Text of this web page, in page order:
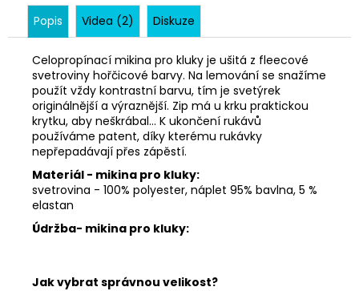
Popis Videa (2) Diskuze
Celopropínací mikina pro kluky je ušitá z fleecové
svetroviny hořčicové barvy. Na lemování se snažíme
použít vždy kontrastní barvu, tím je svetýrek
originálnější a výraznější. Zip má u krku praktickou
krytku, aby neškrábal... K ukončení rukávů
používáme patent, díky kterému rukávky
nepřepadávají přes zápěstí.
Materiál - mikina pro kluky:
svetrovina - 100% polyester, náplet 95% bavlna, 5 %
elastan
Údržba- mikina pro kluky:
Jak vybrat správnou velikost?